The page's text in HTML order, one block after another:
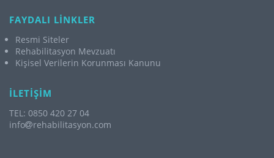
FAYDALI LİNKLER
Resmi Siteler
Rehabilitasyon Mevzuatı
Kişisel Verilerin Korunması Kanunu
İLETİŞİM
TEL: 0850 420 27 04
info
rehabilitasyon.com